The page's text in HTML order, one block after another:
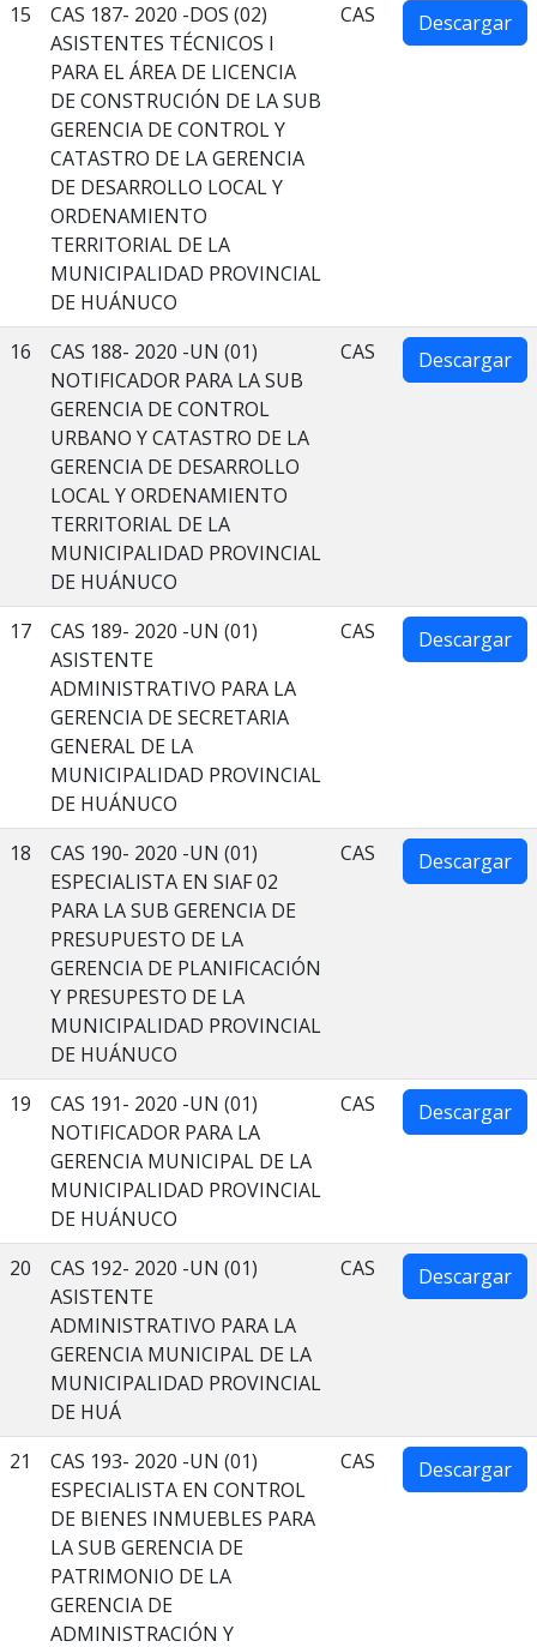
15
CAS 187- 2020 -DOS (02)
ASISTENTES TÉCNICOS I
PARA EL ÁREA DE LICENCIA
DE CONSTRUCIÓN DE LA SUB
GERENCIA DE CONTROL Y
CATASTRO DE LA GERENCIA
DE DESARROLLO LOCAL Y
ORDENAMIENTO
TERRITORIAL DE LA
MUNICIPALIDAD PROVINCIAL
DE HUÁNUCO
CAS Descargar
16
CAS 188- 2020 -UN (01)
NOTIFICADOR PARA LA SUB
GERENCIA DE CONTROL
URBANO Y CATASTRO DE LA
GERENCIA DE DESARROLLO
LOCAL Y ORDENAMIENTO
TERRITORIAL DE LA
MUNICIPALIDAD PROVINCIAL
DE HUÁNUCO
CAS Descargar
17
CAS 189- 2020 -UN (01)
ASISTENTE
ADMINISTRATIVO PARA LA
GERENCIA DE SECRETARIA
GENERAL DE LA
MUNICIPALIDAD PROVINCIAL
DE HUÁNUCO
CAS Descargar
18
CAS 190- 2020 -UN (01)
ESPECIALISTA EN SIAF 02
PARA LA SUB GERENCIA DE
PRESUPUESTO DE LA
GERENCIA DE PLANIFICACIÓN
Y PRESUPESTO DE LA
MUNICIPALIDAD PROVINCIAL
DE HUÁNUCO
CAS Descargar
19
CAS 191- 2020 -UN (01)
NOTIFICADOR PARA LA
GERENCIA MUNICIPAL DE LA
MUNICIPALIDAD PROVINCIAL
DE HUÁNUCO
CAS Descargar
20
CAS 192- 2020 -UN (01)
ASISTENTE
ADMINISTRATIVO PARA LA
GERENCIA MUNICIPAL DE LA
MUNICIPALIDAD PROVINCIAL
DE HUÁ
CAS Descargar
21
CAS 193- 2020 -UN (01)
ESPECIALISTA EN CONTROL
DE BIENES INMUEBLES PARA
LA SUB GERENCIA DE
PATRIMONIO DE LA
GERENCIA DE
ADMINISTRACIÓN Y
CAS Descargar